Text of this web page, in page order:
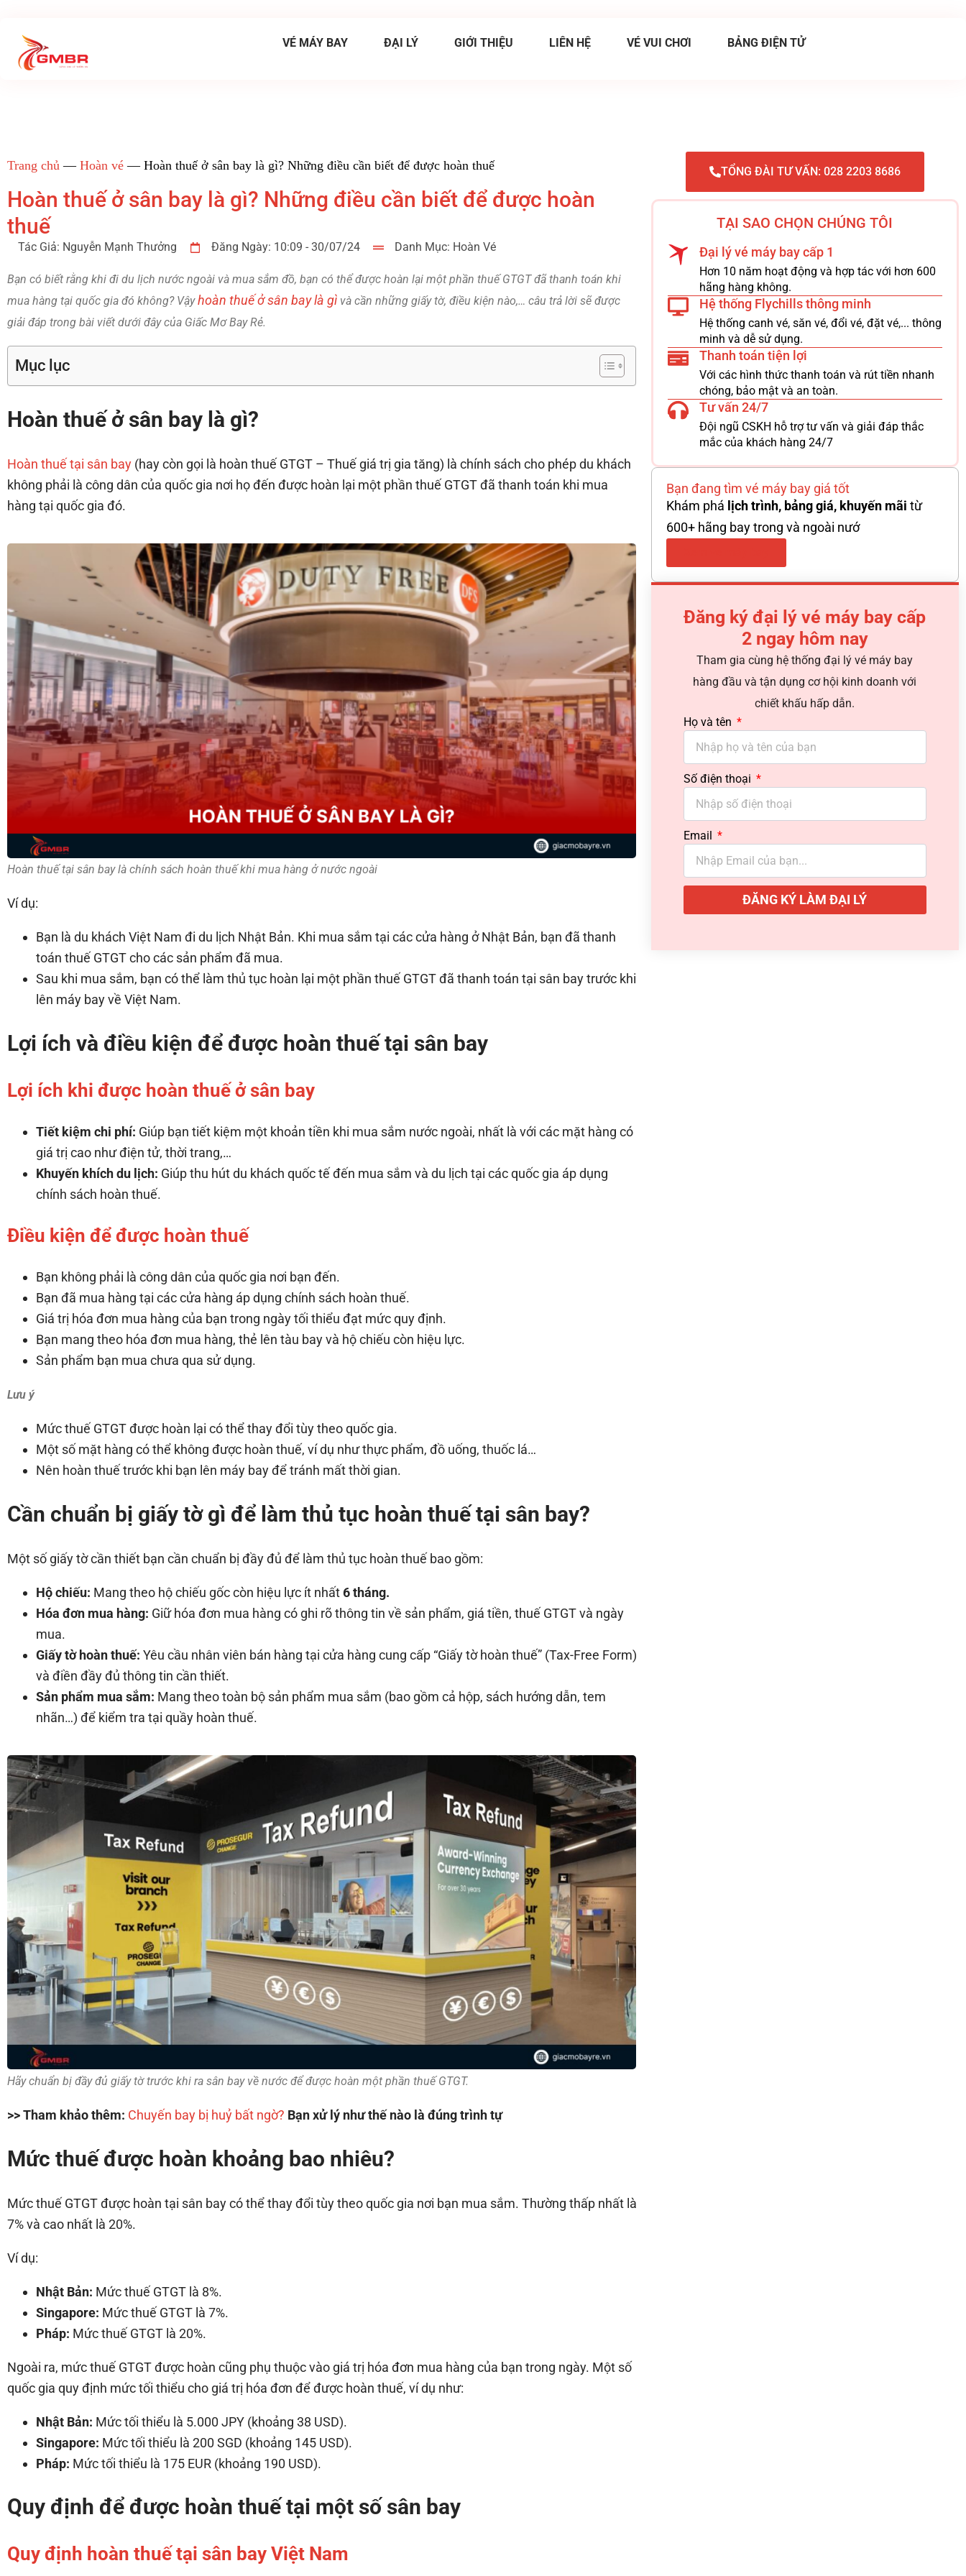
VÉ MÁY BAY ĐẠI LÝ GIỚI THIỆU LIÊN HỆ VÉ VUI CHƠI BẢNG ĐIỆN TỬ
Trang chủ — Hoàn vé — Hoàn thuế ở sân bay là gì? Những điều cần biết để được hoàn thuế
Hoàn thuế ở sân bay là gì? Những điều cần biết để được hoàn
thuế
Tác Giả: Nguyễn Mạnh Thưởng Đăng Ngày: 10:09 - 30/07/24 Danh Mục: Hoàn Vé
Bạn có biết rằng khi đi du lịch nước ngoài và mua sắm đồ, bạn có thể được hoàn lại một phần thuế GTGT đã thanh toán khi
mua hàng tại quốc gia đó không? Vậyhoàn thuế ở sân bay là gì và cần những giấy tờ, điều kiện nào,… câu trả lời sẽ được
giải đáp trong bài viết dưới đây của Giấc Mơ Bay Rẻ.
Mục lục
Hoàn thuế ở sân bay là gì?
Hoàn thuế tại sân bay (hay còn gọi là hoàn thuế GTGT – Thuế giá trị gia tăng) là chính sách cho phép du khách
không phải là công dân của quốc gia nơi họ đến được hoàn lại một phần thuế GTGT đã thanh toán khi mua
hàng tại quốc gia đó.
Hoàn thuế tại sân bay là chính sách hoàn thuế khi mua hàng ở nước ngoài
Ví dụ:
Bạn là du khách Việt Nam đi du lịch Nhật Bản. Khi mua sắm tại các cửa hàng ở Nhật Bản, bạn đã thanh
toán thuế GTGT cho các sản phẩm đã mua.
Sau khi mua sắm, bạn có thể làm thủ tục hoàn lại một phần thuế GTGT đã thanh toán tại sân bay trước khi
lên máy bay về Việt Nam.
Lợi ích và điều kiện để được hoàn thuế tại sân bay
Lợi ích khi được hoàn thuế ở sân bay
Tiết kiệm chi phí: Giúp bạn tiết kiệm một khoản tiền khi mua sắm nước ngoài, nhất là với các mặt hàng có
giá trị cao như điện tử, thời trang,…
Khuyến khích du lịch: Giúp thu hút du khách quốc tế đến mua sắm và du lịch tại các quốc gia áp dụng
chính sách hoàn thuế.
Điều kiện để được hoàn thuế
Bạn không phải là công dân của quốc gia nơi bạn đến.
Bạn đã mua hàng tại các cửa hàng áp dụng chính sách hoàn thuế.
Giá trị hóa đơn mua hàng của bạn trong ngày tối thiểu đạt mức quy định.
Bạn mang theo hóa đơn mua hàng, thẻ lên tàu bay và hộ chiếu còn hiệu lực.
Sản phẩm bạn mua chưa qua sử dụng.
Lưu ý
Mức thuế GTGT được hoàn lại có thể thay đổi tùy theo quốc gia.
Một số mặt hàng có thể không được hoàn thuế, ví dụ như thực phẩm, đồ uống, thuốc lá…
Nên hoàn thuế trước khi bạn lên máy bay để tránh mất thời gian.
Cần chuẩn bị giấy tờ gì để làm thủ tục hoàn thuế tại sân bay?
Một số giấy tờ cần thiết bạn cần chuẩn bị đầy đủ để làm thủ tục hoàn thuế bao gồm:
Hộ chiếu: Mang theo hộ chiếu gốc còn hiệu lực ít nhất6 tháng.
Hóa đơn mua hàng: Giữ hóa đơn mua hàng có ghi rõ thông tin về sản phẩm, giá tiền, thuế GTGT và ngày
mua.
Giấy tờ hoàn thuế: Yêu cầu nhân viên bán hàng tại cửa hàng cung cấp “Giấy tờ hoàn thuế” (Tax-Free Form)
và điền đầy đủ thông tin cần thiết.
Sản phẩm mua sắm: Mang theo toàn bộ sản phẩm mua sắm (bao gồm cả hộp, sách hướng dẫn, tem
nhãn…) để kiểm tra tại quầy hoàn thuế.
Hãy chuẩn bị đầy đủ giấy tờ trước khi ra sân bay về nước để được hoàn một phần thuế GTGT.
>> Tham khảo thêm: Chuyến bay bị huỷ bất ngờ? Bạn xử lý như thế nào là đúng trình tự
Mức thuế được hoàn khoảng bao nhiêu?
Mức thuế GTGT được hoàn tại sân bay có thể thay đổi tùy theo quốc gia nơi bạn mua sắm. Thường thấp nhất là
7% và cao nhất là 20%.
Ví dụ:
Nhật Bản: Mức thuế GTGT là 8%.
Singapore: Mức thuế GTGT là 7%.
Pháp: Mức thuế GTGT là 20%.
Ngoài ra, mức thuế GTGT được hoàn cũng phụ thuộc vào giá trị hóa đơn mua hàng của bạn trong ngày. Một số
quốc gia quy định mức tối thiểu cho giá trị hóa đơn để được hoàn thuế, ví dụ như:
Nhật Bản: Mức tối thiểu là 5.000 JPY (khoảng 38 USD).
Singapore: Mức tối thiểu là 200 SGD (khoảng 145 USD).
Pháp: Mức tối thiểu là 175 EUR (khoảng 190 USD).
Quy định để được hoàn thuế tại một số sân bay
Quy định hoàn thuế tại sân bay Việt Nam
TỔNG ĐÀI TƯ VẤN: 028 2203 8686
TẠI SAO CHỌN CHÚNG TÔI
Đại lý vé máy bay cấp 1
Hơn 10 năm hoạt động và hợp tác với hơn 600
hãng hàng không.
Hệ thống Flychills thông minh
Hệ thống canh vé, săn vé, đổi vé, đặt vé,... thông
minh và dễ sử dụng.
Thanh toán tiện lợi
Với các hình thức thanh toán và rút tiền nhanh
chóng, bảo mật và an toàn.
Tư vấn 24/7
Đội ngũ CSKH hỗ trợ tư vấn và giải đáp thắc
mắc của khách hàng 24/7
Bạn đang tìm vé máy bay giá tốt
Khám phá lịch trình, bảng giá, khuyến mãi từ
600+ hãng bay trong và ngoài nướ
Đăng ký đại lý vé máy bay cấp
2 ngay hôm nay
Tham gia cùng hệ thống đại lý vé máy bay
hàng đầu và tận dụng cơ hội kinh doanh với
chiết khấu hấp dẫn.
Họ và tên
Số điện thoại
Email
ĐĂNG KÝ LÀM ĐẠI LÝ